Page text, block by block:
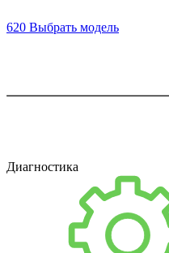
620 Выбрать модель
Диагностика